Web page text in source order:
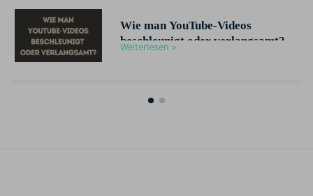
Wie man YouTube-Videos
beschleunigt oder verlangsamt?
Weiterlesen >